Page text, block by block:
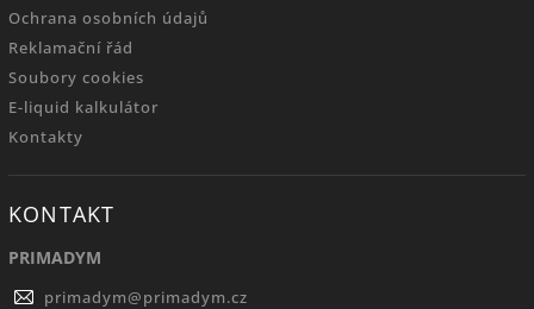
Ochrana osobních údajů
Reklamační řád
Soubory cookies
E-liquid kalkulátor
Kontakty
KONTAKT
PRIMADYM
primadym@primadym.cz